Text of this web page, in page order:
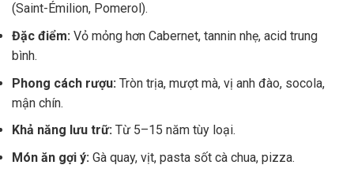
(Saint-Émilion, Pomerol).
Đặc điểm: Vỏ mỏng hơn Cabernet, tannin nhẹ, acid trung
bình.
Phong cách rượu: Tròn trịa, mượt mà, vị anh đào, socola,
mận chín.
Khả năng lưu trữ: Từ 5–15 năm tùy loại.
Món ăn gợi ý: Gà quay, vịt, pasta sốt cà chua, pizza.